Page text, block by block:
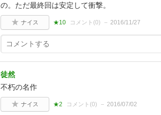
の。ただ最終回は安定して衝撃。
ナイス ★10 コメント(0) 2016/11/27
徒然
不朽の名作
ナイス ★2 コメント(0) 2016/07/02